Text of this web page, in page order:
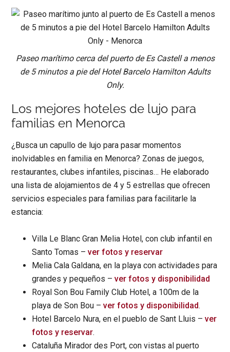
Paseo marítimo cerca del puerto de Es Castell a menos
de 5 minutos a pie del Hotel Barcelo Hamilton Adults
Only.
Los mejores hoteles de lujo para
familias en Menorca
¿Busca un capullo de lujo para pasar momentos
inolvidables en familia en Menorca? Zonas de juegos,
restaurantes, clubes infantiles, piscinas… He elaborado
una lista de alojamientos de 4 y 5 estrellas que ofrecen
servicios especiales para familias para facilitarle la
estancia:
Villa Le Blanc Gran Melia Hotel, con club infantil en
Santo Tomas –ver fotos y reservar
Melia Cala Galdana, en la playa con actividades para
grandes y pequeños –ver fotos y disponibilidad
Royal Son Bou Family Club Hotel, a 100m de la
playa de Son Bou –ver fotos y disponibilidad.
Hotel Barcelo Nura, en el pueblo de Sant Lluis –ver
fotos y reservar.
Cataluña Mirador des Port, con vistas al puerto